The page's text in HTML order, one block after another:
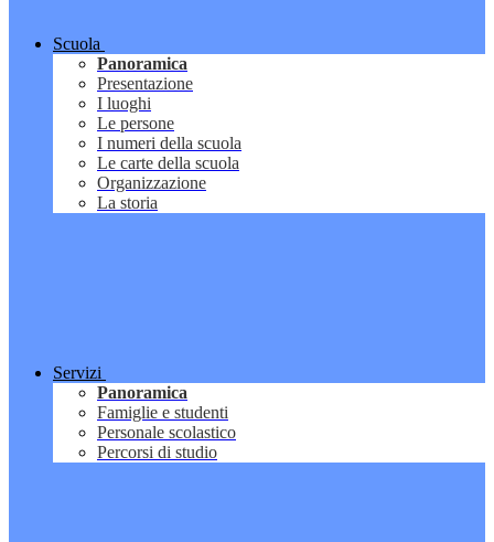
Scuola
Panoramica
Presentazione
I luoghi
Le persone
I numeri della scuola
Le carte della scuola
Organizzazione
La storia
Servizi
Panoramica
Famiglie e studenti
Personale scolastico
Percorsi di studio